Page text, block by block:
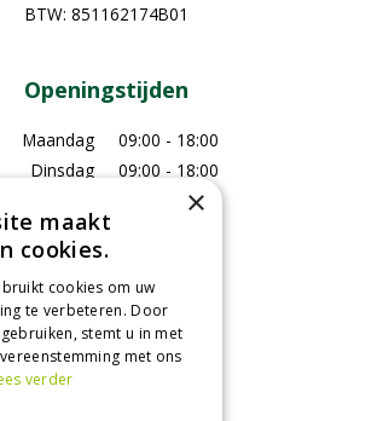
BTW: 851162174B01
Openingstijden
Maandag
09:00 - 18:00
Dinsdag
09:00 - 18:00
09:00 - 18:00
Donderdag
Vrijdag
Zaterdag
09:00 - 17:00
Zondag
Gesloten
Toon alle openingstijden
×
maakt
cookies.
cookies om uw
te verbeteren. Door
stemt u in met
met ons
verder